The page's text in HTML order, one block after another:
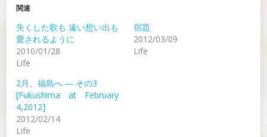
関連
失くした歌も 遠い想い出も
愛されるように
2010/01/28
Life
宿題
2012/03/09
Life
2月、福島へ ― その3
[Fukushima at February
4,2012]
2012/02/14
Life